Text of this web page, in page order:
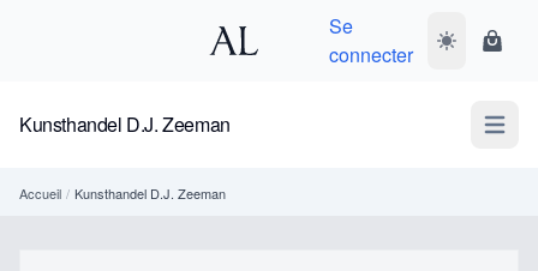
Se
connecter
Basculer le
Kunsthandel D.J. Zeeman Open
Accueil / Kunsthandel D.J. Zeeman